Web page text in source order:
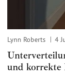
Lynn Roberts 4
und korrekte